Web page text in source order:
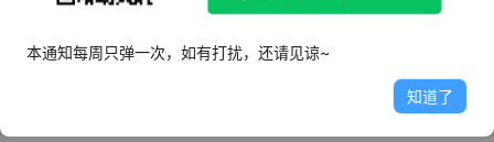
本通知每周只弹一次，如有打扰，还请见谅~
知道了